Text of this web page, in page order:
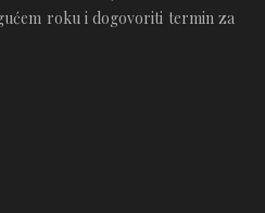
roku i dogovoriti termin za